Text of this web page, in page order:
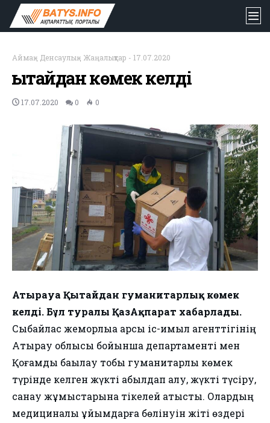
Аймақ- Денсаулық- Жаңалықтар - 17.07.2020
Қытайдан көмек келді
17.07.2020 0 0
Атырауға Қытайдан гуманитарлық көмек
келді. Бұл туралы ҚазАқпарат хабарлады.
Сыбайлас жемқорлыққа қарсы іс-қимыл агенттігінің
Атырау облысы бойынша департаменті мен
Қоғамдық бақылау тобы гуманитарлық көмек
түрінде келген жүкті қабылдап алу, жүкті түсіру,
санау жұмыстарына тікелей қатысты. Олардың
медициналық ұйымдарға бөлінуін жіті өздері